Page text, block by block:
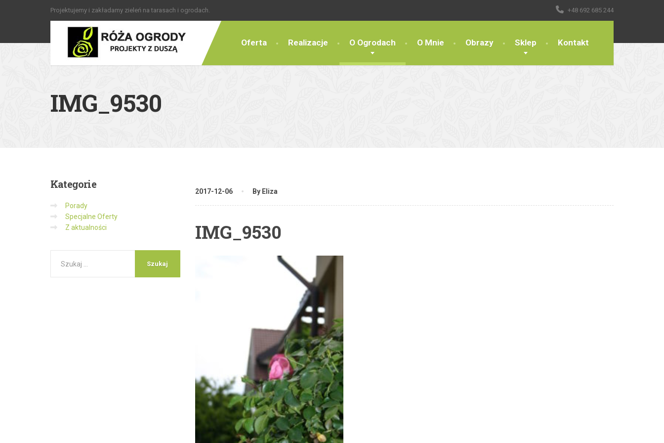
Projektujemy i zakładamy zieleń na tarasach i ogrodach. +48 692 685 244
Oferta Realizacje O Ogrodach O Mnie Obrazy Sklep Kontakt
IMG_9530
2017-12-06 By Eliza
IMG_9530
Kategorie
Porady
Specjalne Oferty
Z aktualności